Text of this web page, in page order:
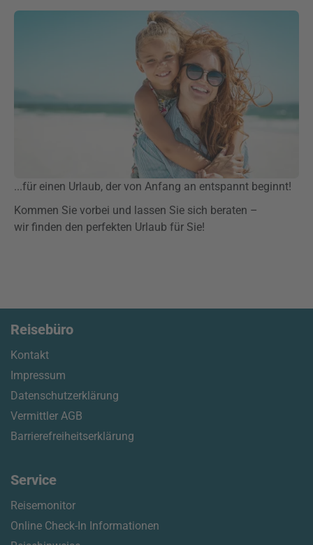
...für einen Urlaub, der von Anfang an entspannt beginnt!
Kommen Sie vorbei und lassen Sie sich beraten –
wir finden den perfekten Urlaub für Sie!
Reisebüro
Kontakt
Impressum
Datenschutzerklärung
Vermittler AGB
Barrierefreiheitserklärung
Service
Reisemonitor
Online Check-In Informationen